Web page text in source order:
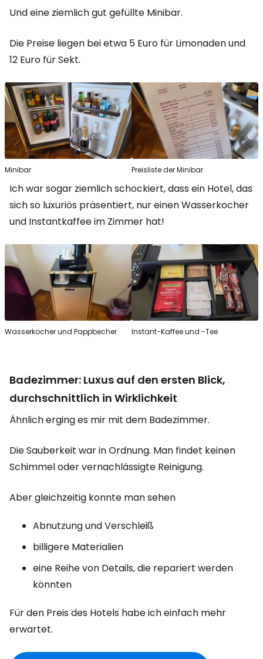
Und eine ziemlich gut gefüllte Minibar.
Die Preise liegen bei etwa 5 Euro für Limonaden und
12 Euro für Sekt.
Minibar Preisliste der Minibar
Ich war sogar ziemlich schockiert, dass ein Hotel, das
sich so luxuriös präsentiert, nur einen Wasserkocher
und Instantkaffee im Zimmer hat!
Wasserkocher und Pappbecher Instant-Kaffee und -Tee
Badezimmer: Luxus auf den ersten Blick,
durchschnittlich in Wirklichkeit
Ähnlich erging es mir mit dem Badezimmer.
Die Sauberkeit war in Ordnung. Man findet keinen
Schimmel oder vernachlässigte Reinigung.
Aber gleichzeitig konnte man sehen
Abnutzung und Verschleiß
billigere Materialien
eine Reihe von Details, die repariert werden
könnten
Für den Preis des Hotels habe ich einfach mehr
erwartet.